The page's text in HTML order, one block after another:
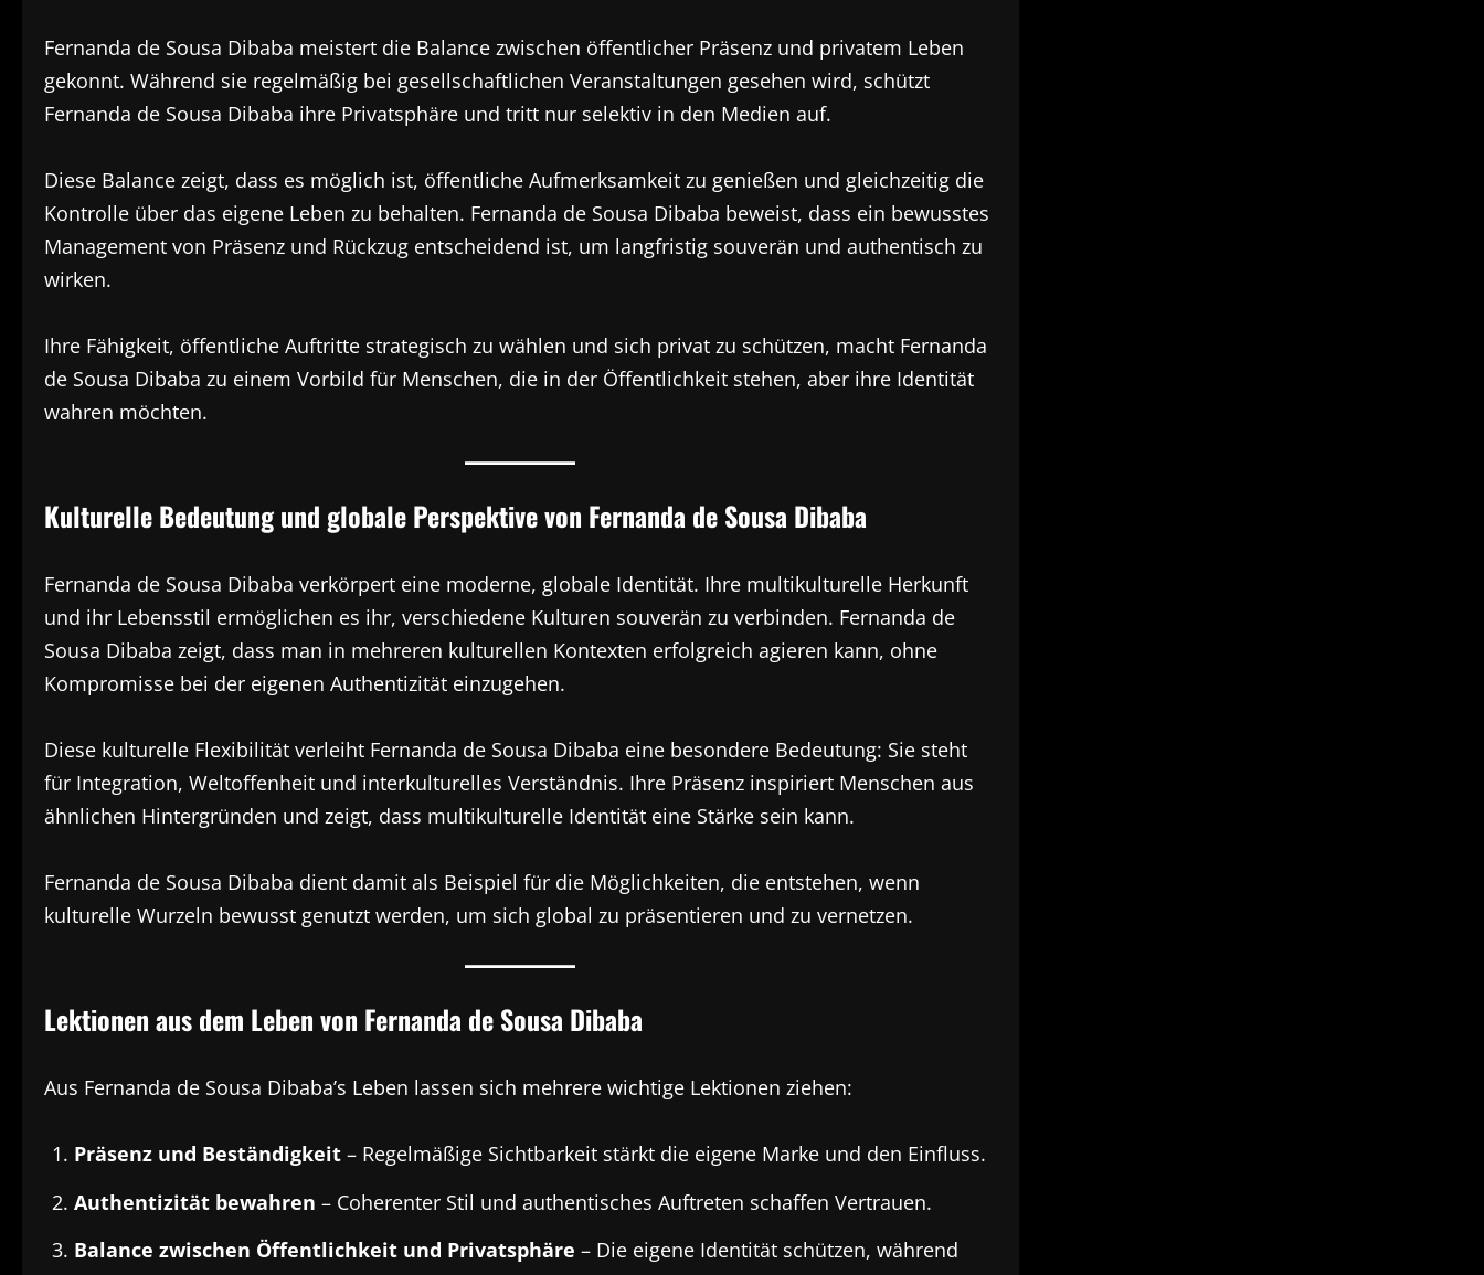
Fernanda de Sousa Dibaba meistert die Balance zwischen öffentlicher Präsenz und privatem Leben
gekonnt. Während sie regelmäßig bei gesellschaftlichen Veranstaltungen gesehen wird, schützt
Fernanda de Sousa Dibaba ihre Privatsphäre und tritt nur selektiv in den Medien auf.
Diese Balance zeigt, dass es möglich ist, öffentliche Aufmerksamkeit zu genießen und gleichzeitig die
Kontrolle über das eigene Leben zu behalten. Fernanda de Sousa Dibaba beweist, dass ein bewusstes
Management von Präsenz und Rückzug entscheidend ist, um langfristig souverän und authentisch zu
wirken.
Ihre Fähigkeit, öffentliche Auftritte strategisch zu wählen und sich privat zu schützen, macht Fernanda
de Sousa Dibaba zu einem Vorbild für Menschen, die in der Öffentlichkeit stehen, aber ihre Identität
wahren möchten.
Kulturelle Bedeutung und globale Perspektive von Fernanda de Sousa Dibaba
Fernanda de Sousa Dibaba verkörpert eine moderne, globale Identität. Ihre multikulturelle Herkunft
und ihr Lebensstil ermöglichen es ihr, verschiedene Kulturen souverän zu verbinden. Fernanda de
Sousa Dibaba zeigt, dass man in mehreren kulturellen Kontexten erfolgreich agieren kann, ohne
Kompromisse bei der eigenen Authentizität einzugehen.
Diese kulturelle Flexibilität verleiht Fernanda de Sousa Dibaba eine besondere Bedeutung: Sie steht
für Integration, Weltoffenheit und interkulturelles Verständnis. Ihre Präsenz inspiriert Menschen aus
ähnlichen Hintergründen und zeigt, dass multikulturelle Identität eine Stärke sein kann.
Fernanda de Sousa Dibaba dient damit als Beispiel für die Möglichkeiten, die entstehen, wenn
kulturelle Wurzeln bewusst genutzt werden, um sich global zu präsentieren und zu vernetzen.
Lektionen aus dem Leben von Fernanda de Sousa Dibaba
Aus Fernanda de Sousa Dibaba’s Leben lassen sich mehrere wichtige Lektionen ziehen:
Präsenz und Beständigkeit – Regelmäßige Sichtbarkeit stärkt die eigene Marke und den Einfluss.
Authentizität bewahren – Coherenter Stil und authentisches Auftreten schaffen Vertrauen.
Balance zwischen Öffentlichkeit und Privatsphäre – Die eigene Identität schützen, während